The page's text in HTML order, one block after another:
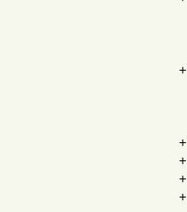
+
+
+
+
+